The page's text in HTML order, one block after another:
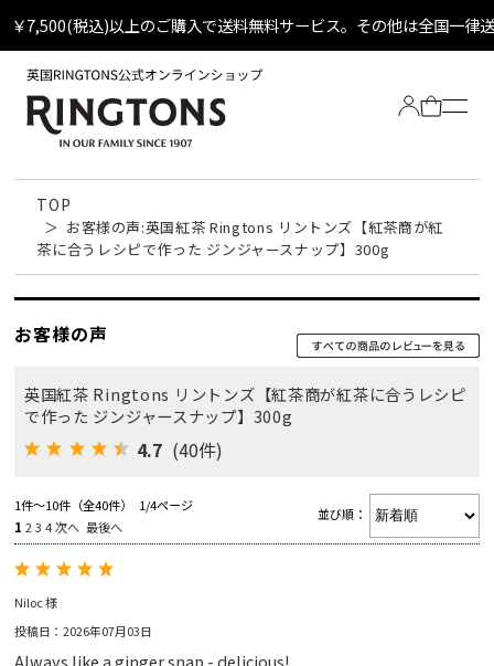
￥7,500(税込)以上のご購入で送料無料サービス。その他は全国一律
Tea
全ての紅茶
定番ティーバッグ
Biscuit
定番ビスケット
RINGTONS 紅茶缶
RINGTONS グッズ
ジャム&マーマレード
スコーン
初めてのリントンズ
にわとり型ティーコジー
Gift
Voice
TOP
お客様の声:英国紅茶 Ringtons リントンズ【紅茶商が紅
茶に合うレシピで作った ジンジャースナップ】300g
お客様の声
英国紅茶 Ringtons リントンズ【紅茶商が紅茶に合うレシピ
で作った ジンジャースナップ】300g
4.7 (40件)
1件～10件（全40件） 1/4ページ
1 2 3 4 次へ 最後へ
並び順：
Niloc 様
投稿日：2026年07月03日
Always like a ginger snap - delicious!